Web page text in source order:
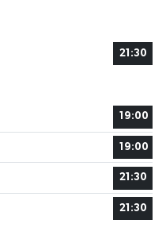
21:30
19:00
19:00
21:30
21:30